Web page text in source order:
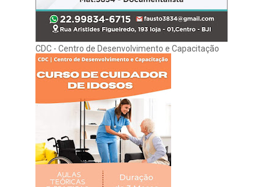
CDC - Centro de Desenvolvimento e Capacitação